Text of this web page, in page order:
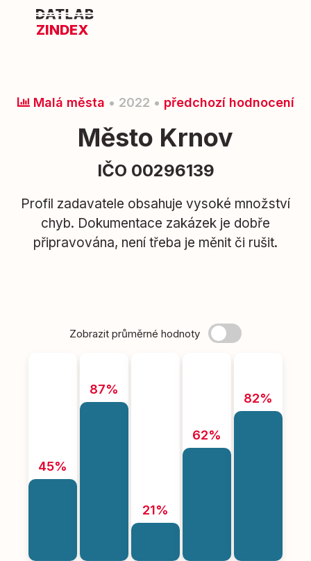
ZINDEX
Malá města • 2022 • předchozí hodnocení
Město Krnov
IČO 00296139
Profil zadavatele obsahuje vysoké množství
chyb. Dokumentace zakázek je dobře
připravována, není třeba je měnit či rušit.
Zobrazit průměrné hodnoty
45%
87%
21%
62%
82%